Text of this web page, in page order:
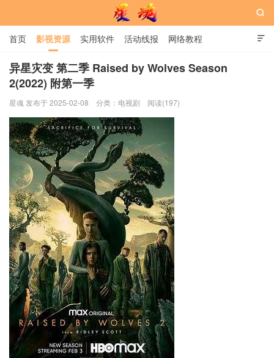
星魂网

首页 影视资源 实用软件 活动线报 网络教程
用户中心 书籍 娱乐

异星灾变 第二季 Raised by Wolves Season
2(2022) 附第一季
星魂 发布于 2025-02-08 分类： 电视剧 阅读(197)